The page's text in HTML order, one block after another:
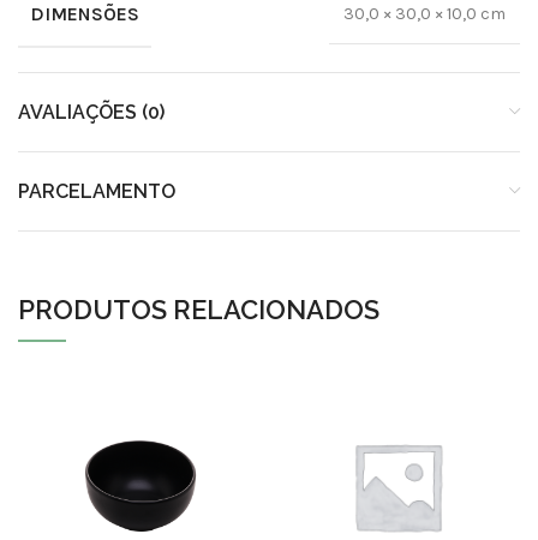
DIMENSÕES 30,0 × 30,0 × 10,0 cm
AVALIAÇÕES (0)
PARCELAMENTO
PRODUTOS RELACIONADOS